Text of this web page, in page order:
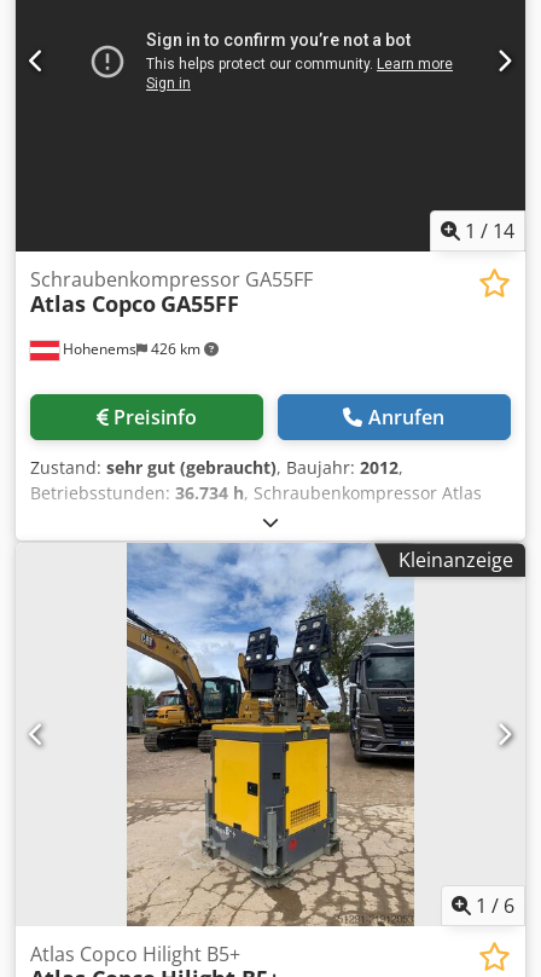
1 / 14
Hohenems 426 km
Schraubenkompressor GA55FF
Atlas Copco GA55FF
Preisinfo Anrufen
Zustand: sehr gut (gebraucht), Baujahr: 2012,
Betriebsstunden: 36.734 h, Schraubenkompressor Atlas
Copco GA55FF Trockner integriert 55 kW 9,80 bar 8,87
m3/min Chjdpfxezphrws Akksa Baujahr: 2012
Betriebsstunden: 36.734
Kleinanzeige
1 / 6
Atlas Copco Hilight B5+